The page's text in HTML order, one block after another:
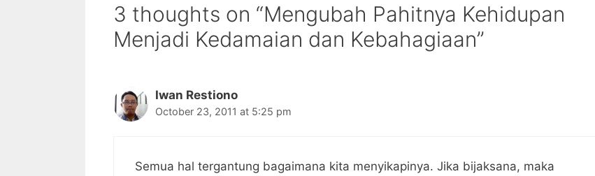
3 thoughts on “Mengubah Pahitnya Kehidupan
Menjadi Kedamaian dan Kebahagiaan”
Iwan Restiono
October 23, 2011 at 5:25 pm
Semua hal tergantung bagaimana kita menyikapinya. Jika bijaksana, maka